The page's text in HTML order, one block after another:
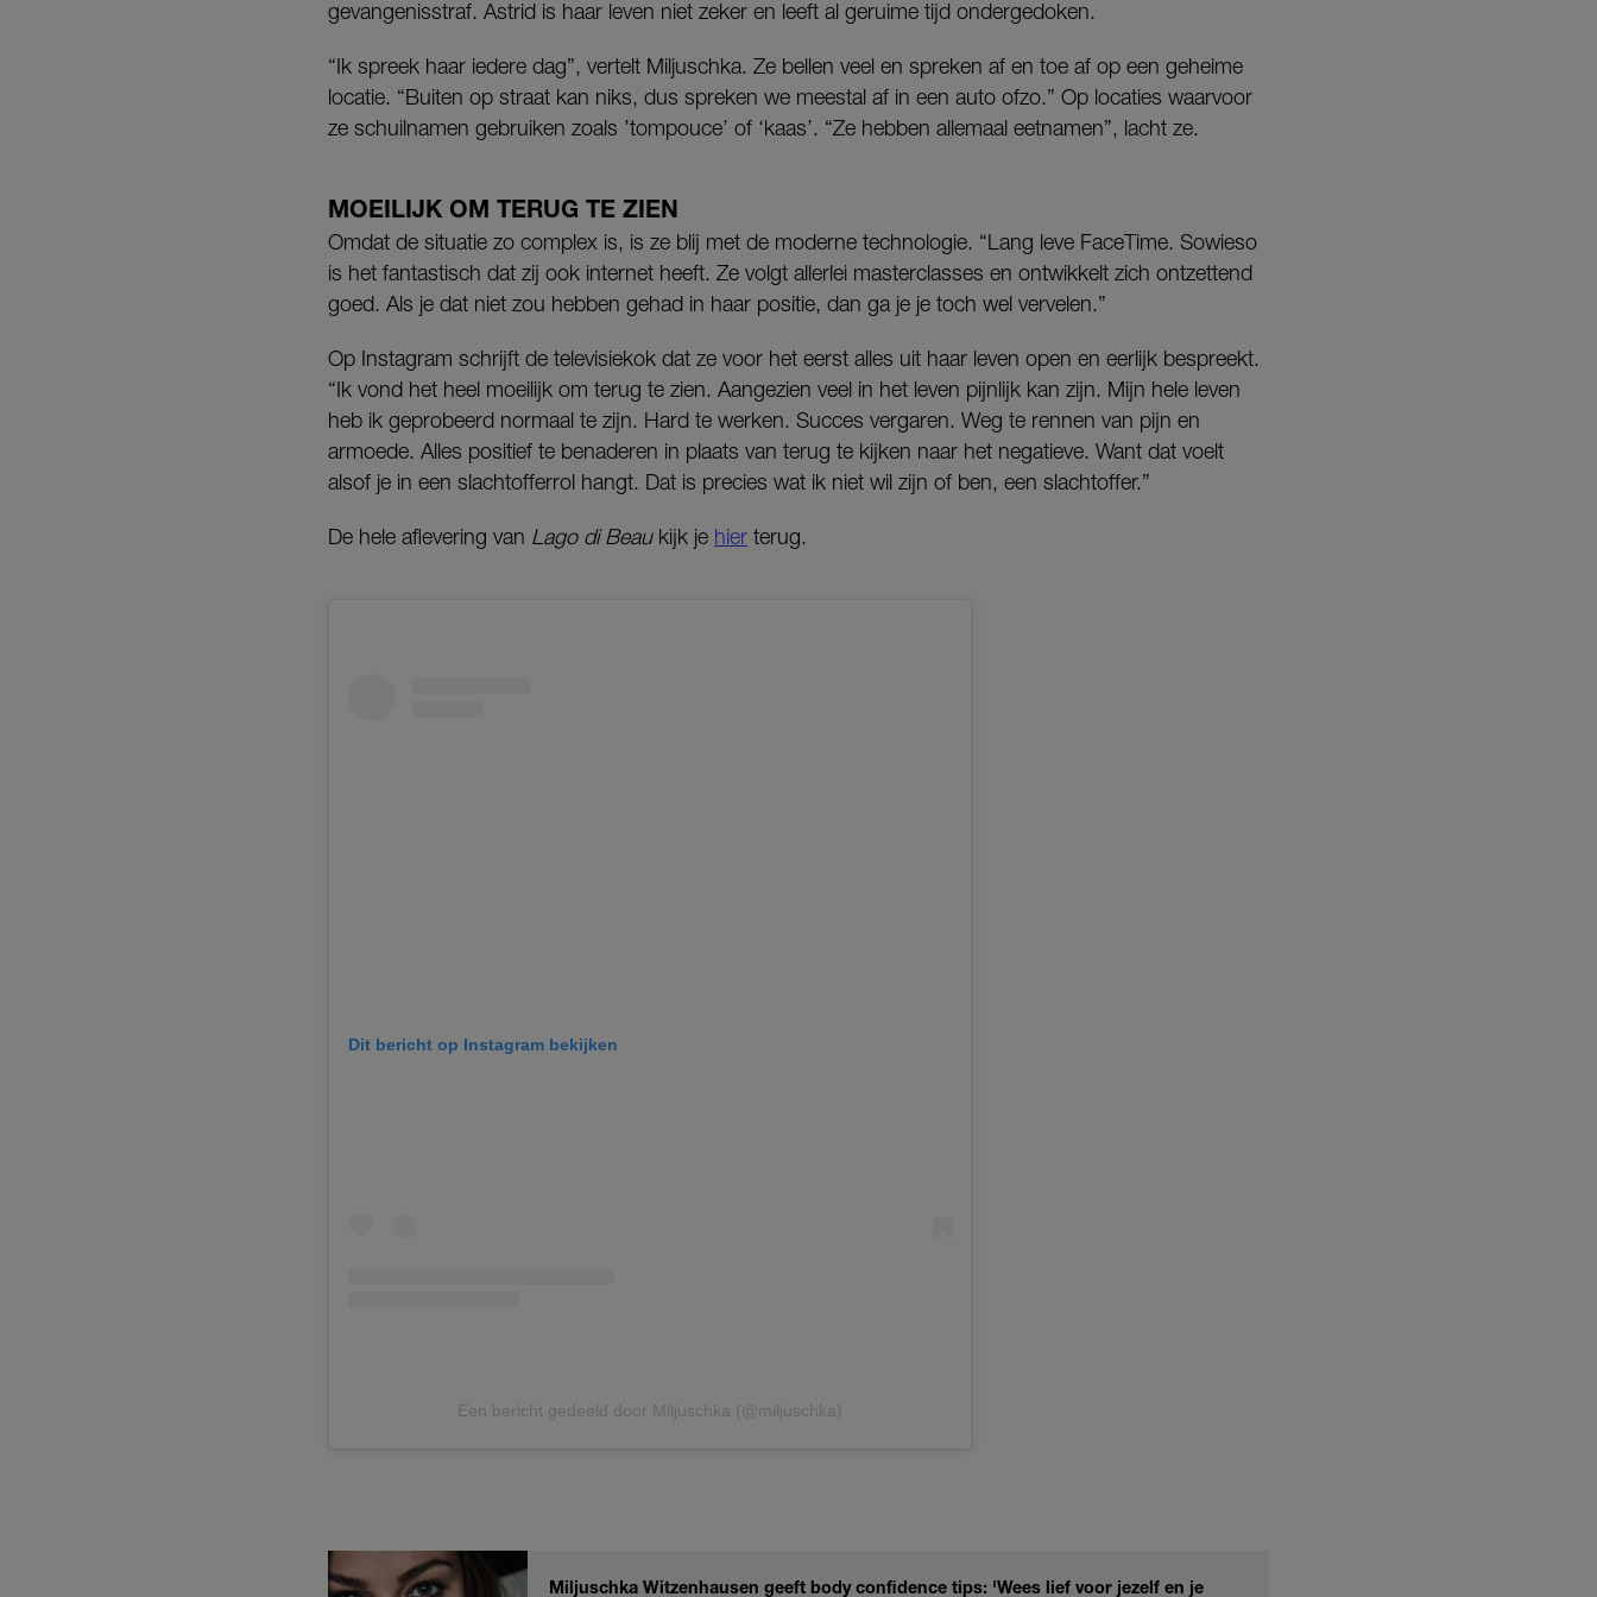
gevangenisstraf. Astrid is haar leven niet zeker en leeft al geruime tijd ondergedoken.
“Ik spreek haar iedere dag”, vertelt Miljuschka. Ze bellen veel en spreken af en toe af op een geheime
locatie. “Buiten op straat kan niks, dus spreken we meestal af in een auto ofzo.” Op locaties waarvoor
ze schuilnamen gebruiken zoals ’tompouce’ of ‘kaas’. “Ze hebben allemaal eetnamen”, lacht ze.
MOEILIJK OM TERUG TE ZIEN
Omdat de situatie zo complex is, is ze blij met de moderne technologie. “Lang leve FaceTime. Sowieso
is het fantastisch dat zij ook internet heeft. Ze volgt allerlei masterclasses en ontwikkelt zich ontzettend
goed. Als je dat niet zou hebben gehad in haar positie, dan ga je je toch wel vervelen.”
Op Instagram schrijft de televisiekok dat ze voor het eerst alles uit haar leven open en eerlijk bespreekt.
“Ik vond het heel moeilijk om terug te zien. Aangezien veel in het leven pijnlijk kan zijn. Mijn hele leven
heb ik geprobeerd normaal te zijn. Hard te werken. Succes vergaren. Weg te rennen van pijn en
armoede. Alles positief te benaderen in plaats van terug te kijken naar het negatieve. Want dat voelt
alsof je in een slachtofferrol hangt. Dat is precies wat ik niet wil zijn of ben, een slachtoffer.”
De hele aflevering van Lago di Beaukijk je hier terug.
Dit bericht op Instagram bekijken
Een bericht gedeeld door Miljuschka (@miljuschka)
Miljuschka Witzenhausen geeft body confidence tips: 'Wees lief voor jezelf en je